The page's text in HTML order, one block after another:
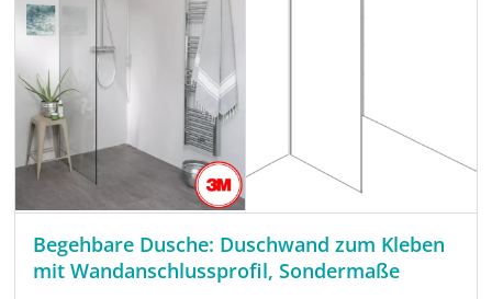
Begehbare Dusche: Duschwand zum Kleben
mit Wandanschlussprofil, Sondermaße